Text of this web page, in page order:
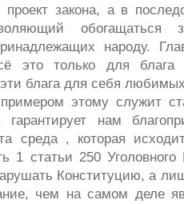
проект закона, а в
обогащаться
народу.
это только для
блага для себя
этому служит
гарантирует нам
среда , которая
1 статьи 250
Конституцию, а
чем на самом деле